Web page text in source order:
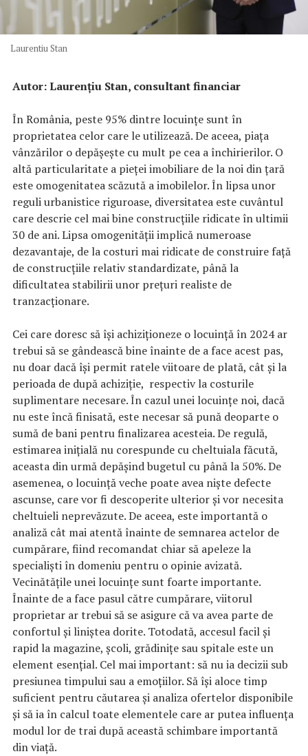
Laurentiu Stan
Autor: Laurențiu Stan, consultant financiar
În România, peste 95% dintre locuințe sunt în
proprietatea celor care le utilizează. De aceea, piața
vânzărilor o depășește cu mult pe cea a închirierilor. O
altă particularitate a pieței imobiliare de la noi din țară
este omogenitatea scăzută a imobilelor. În lipsa unor
reguli urbanistice riguroase, diversitatea este cuvântul
care descrie cel mai bine construcțiile ridicate în ultimii
30 de ani. Lipsa omogenității implică numeroase
dezavantaje, de la costuri mai ridicate de construire față
de construcțiile relativ standardizate, până la
dificultatea stabilirii unor prețuri realiste de
tranzacționare.
Cei care doresc să își achiziționeze o locuință în 2024 ar
trebui să se gândească bine înainte de a face acest pas,
nu doar dacă își permit ratele viitoare de plată, cât și la
perioada de după achiziție, respectiv la costurile
suplimentare necesare. În cazul unei locuințe noi, dacă
nu este încă finisată, este necesar să pună deoparte o
sumă de bani pentru finalizarea acesteia. De regulă,
estimarea inițială nu corespunde cu cheltuiala făcută,
aceasta din urmă depășind bugetul cu până la 50%. De
asemenea, o locuință veche poate avea niște defecte
ascunse, care vor fi descoperite ulterior și vor necesita
cheltuieli neprevăzute. De aceea, este importantă o
analiză cât mai atentă înainte de semnarea actelor de
cumpărare, fiind recomandat chiar să apeleze la
specialiști în domeniu pentru o opinie avizată.
Vecinătățile unei locuințe sunt foarte importante.
Înainte de a face pasul către cumpărare, viitorul
proprietar ar trebui să se asigure că va avea parte de
confortul și liniștea dorite. Totodată, accesul facil și
rapid la magazine, școli, grădinițe sau spitale este un
element esențial. Cel mai important: să nu ia decizii sub
presiunea timpului sau a emoțiilor. Să își aloce timp
suficient pentru căutarea și analiza ofertelor disponibile
și să ia în calcul toate elementele care ar putea influența
modul lor de trai după această schimbare importantă
din viață.